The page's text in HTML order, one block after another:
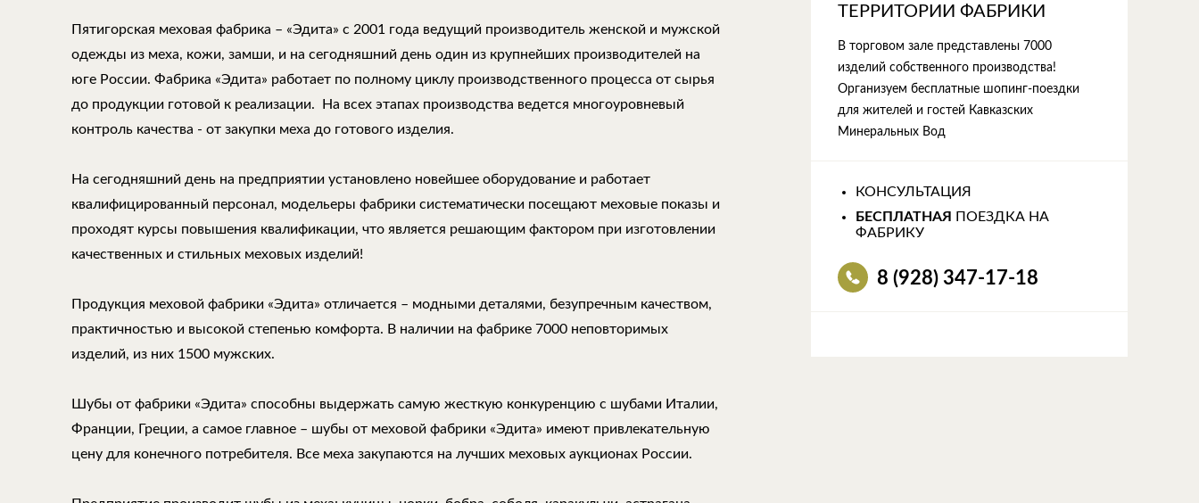
Пятигорская меховая фабрика – «Эдита» с 2001 года ведущий производитель женской и мужской
одежды из меха, кожи, замши, и на сегодняшний день один из крупнейших производителей на
юге России. Фабрика «Эдита» работает по полному циклу производственного процесса от сырья
до продукции готовой к реализации. На всех этапах производства ведется многоуровневый
контроль качества - от закупки меха до готового изделия.
На сегодняшний день на предприятии установлено новейшее оборудование и работает
квалифицированный персонал, модельеры фабрики систематически посещают меховые показы и
проходят курсы повышения квалификации, что является решающим фактором при изготовлении
качественных и стильных меховых изделий!
Продукция меховой фабрики «Эдита» отличается – модными деталями, безупречным качеством,
практичностью и высокой степенью комфорта. В наличии на фабрике 7000 неповторимых
изделий, из них 1500 мужских.
Шубы от фабрики «Эдита» способны выдержать самую жесткую конкуренцию с шубами Италии,
Франции, Греции, а самое главное – шубы от меховой фабрики «Эдита» имеют привлекательную
цену для конечного потребителя. Все меха закупаются на лучших меховых аукционах России.
ТЕРРИТОРИИ ФАБРИКИ
В торговом зале представлены 7000
изделий собственного производства!
Организуем бесплатные шопинг-поездки
для жителей и гостей Кавказских
Минеральных Вод
КОНСУЛЬТАЦИЯ
БЕСПЛАТНАЯ
ПОЕЗДКА НА
ФАБРИКУ
8 (928) 347-17-18